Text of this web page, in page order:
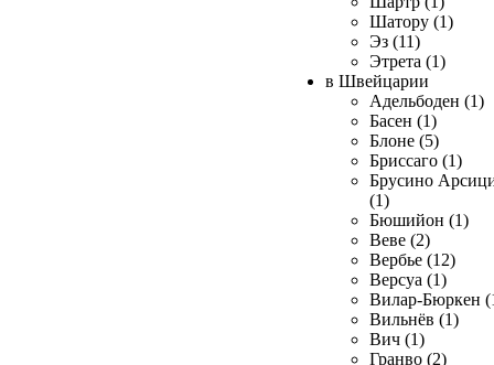
Шатору (1)
Эз (11)
Этрета (1)
в Швейцарии
Адельбоден (1)
Басен (1)
Блоне (5)
Бриссаго (1)
Брусино
(1)
Бюшийон (1)
Веве (2)
Вербье (12)
Версуа (1)
Вилар-Бюркен
Вильнёв (1)
Вич (1)
Гранво (2)